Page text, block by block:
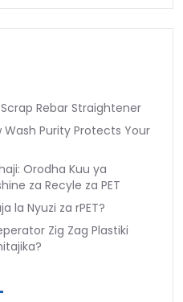
Rebar Straightener
Purity Protects Your
Orodha Kuu ya
za Recyle za PET
la Nyuzi za rPET?
Zig Zag Plastiki